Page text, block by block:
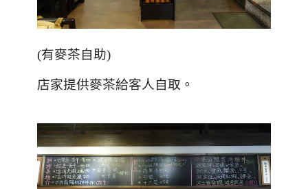
(有麥茶自助)
店家提供麥茶給客人自取。